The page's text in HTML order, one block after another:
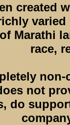
created
varied
Marathi
race,
not
do